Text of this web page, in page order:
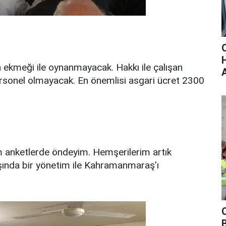
ile oynanmayacak. Hakkı ile çalışan
olmayacak. En önemlisi asgari ücret 2300
anketlerde öndeyim. Hemşerilerim artık
bir yönetim ile Kahramanmaraş’ı